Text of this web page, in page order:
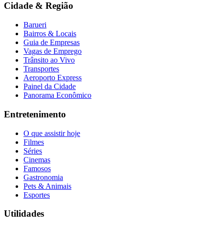
Cidade & Região
Barueri
Bairros & Locais
Guia de Empresas
Vagas de Emprego
Trânsito ao Vivo
Transportes
Aeroporto Express
Painel da Cidade
Panorama Econômico
Entretenimento
O que assistir hoje
Filmes
Séries
Cinemas
Famosos
Gastronomia
Pets & Animais
Esportes
Utilidades